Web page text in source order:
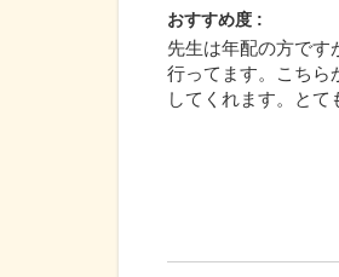
おすすめ度 :
先生は年配の方です
行ってます。こちら
してくれます。とて